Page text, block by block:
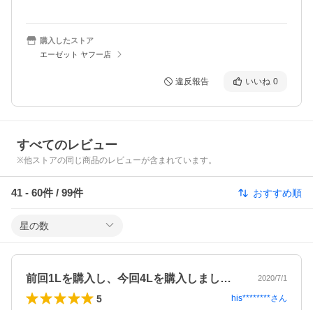
購入したストア
エーゼット ヤフー店
違反報告 いいね 0
すべてのレビュー
※他ストアの同じ商品のレビューが含まれています。
41 - 60件 / 99件 おすすめ順
星の数
前回1Lを購入し、今回4Lを購入しまし… 2020/7/1
5 his********さん